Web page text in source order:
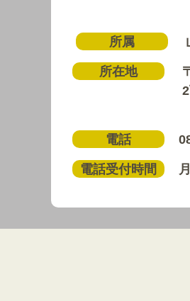
所属
所在地
電話
電話受付時間